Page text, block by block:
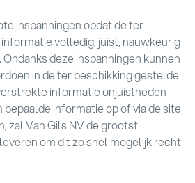
inspanningen opdat de ter
volledig, juist, nauwkeurig
deze inspanningen kunnen
in de ter beschikking gestelde
informatie onjuistheden
informatie op of via de site
zal Van Gils NV de grootst
om dit zo snel mogelijk recht